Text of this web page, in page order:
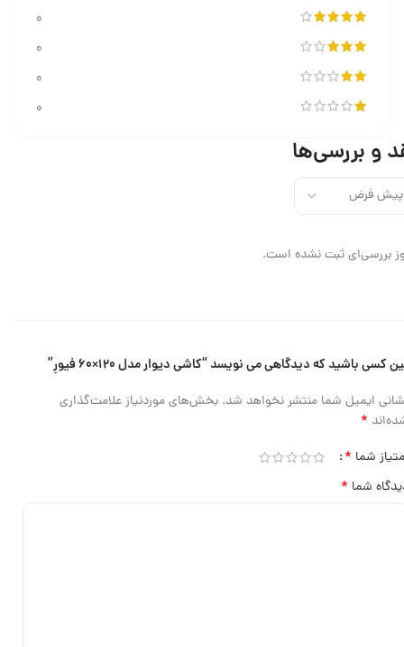
0
0
0
0
و بررسی‌ها
بررسی‌ای ثبت نشده است.
کسی باشید که دیدگاهی می نویسد “کاشی دیوار مدل ۱۲۰×۶۰ فیورِ”
ایمیل شما منتشر نخواهد شد. بخش‌های موردنیاز علامت‌گذاری
*
شما *
شما *